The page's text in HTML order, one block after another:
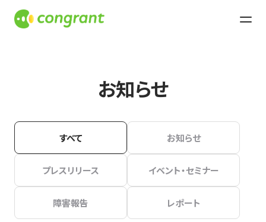
お知らせ
すべて お知らせ
プレスリリース イベント・セミナー
障害報告 レポート